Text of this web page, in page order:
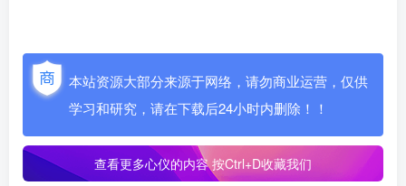
本站资源大部分来源于网络，请勿商业运营，仅供
学习和研究，请在下载后24小时内删除！！
查看更多心仪的内容按Ctrl+D收藏我们